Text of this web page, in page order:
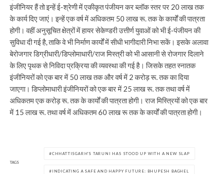
इंजीनियर हैं तो इन्हें ई-श्रेणी में एकीकृत पंजीयन कर ब्लॉक स्तर पर 20 लाख तक
के कार्य दिए जाएं। इन्हें एक वर्ष में अधिकतम 50 लाख रू. तक के कार्यों की पात्रता
होगी। वहीं अनुसूचित क्षेत्रों में हायर सेकेण्डरी उत्तीर्ण युवाओं को भी ई-पंजीयन की
सुविधा दी गई है, ताकि वे भी निर्माण कार्यों में सीधी भागीदारी निभा सकें। इसके अलावा
बेरोजगार डिग्रीधारी/डिप्लोमाधारी/राज मिस्त्री को भी आसानी से रोजगार दिलाने
के लिए पृथक से निविदा प्रक्रिया की व्यवस्था की गई है। जिसके तहत स्नातक
इंजीनियरों को एक बार में 50 लाख तक और वर्ष में 2 करोड़ रू. तक का दिया
जाएगा। डिप्लोमाधारी इंजीनियरों को एक बार में 25 लाख रू. तक तथा वर्ष में
अधिकतम एक करोड़ रू. तक के कार्यों की पात्रता होगी। राज मिस्त्रियों को एक बार
में 15 लाख रू. तथा वर्ष में अधिकतम 60 लाख रू तक के कार्यों की पात्रता होगी।
TAGS
CHHATTISGARH'S TARUNI HAS STOOD UP WITH A NEW SLAP
INDICATING A SAFE AND HAPPY FUTURE: BHUPESH BAGHEL